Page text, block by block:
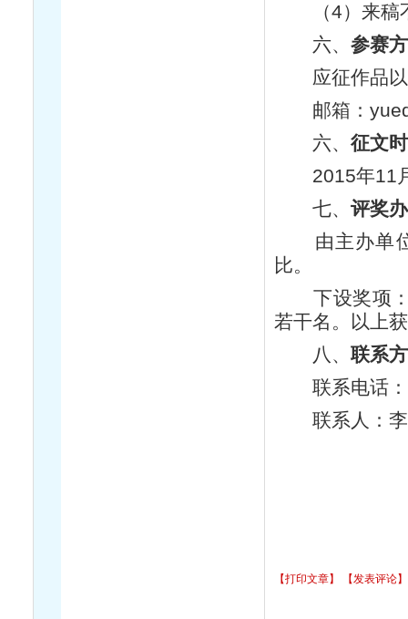
（4）来稿
六、 参赛
应征作品以
邮箱：
六、 征文
2015年11月
七、 评奖
由主办单位
比。
下设奖项：
若干名。以上
八、 联系
联系电话：
联系人：李
【打印文章】 【发表评论】